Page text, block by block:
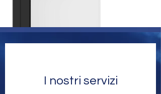
I nostri servizi